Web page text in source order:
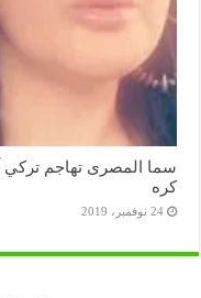
سما المصرى تهاجم تركي
كره
24 نوفمبر، 2019